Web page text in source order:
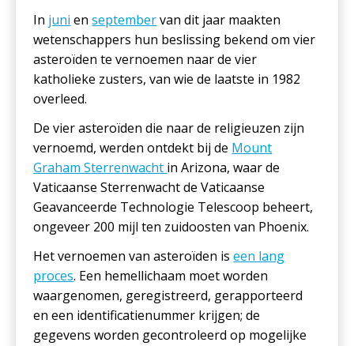
In juni enseptembervan dit jaar maakten
wetenschappers hun beslissing bekend om vier
asteroïden te vernoemen naar de vier
katholieke zusters, van wie de laatste in 1982
overleed.
De vier asteroïden die naar de religieuzen zijn
vernoemd, werden ontdekt bij de Mount
Graham Sterrenwacht in Arizona, waar de
Vaticaanse Sterrenwacht de Vaticaanse
Geavanceerde Technologie Telescoop beheert,
ongeveer 200 mijl ten zuidoosten van Phoenix.
Het vernoemen van asteroïden iseen lang
proces. Een hemellichaam moet worden
waargenomen, geregistreerd, gerapporteerd
en een identificatienummer krijgen; de
gegevens worden gecontroleerd op mogelijke